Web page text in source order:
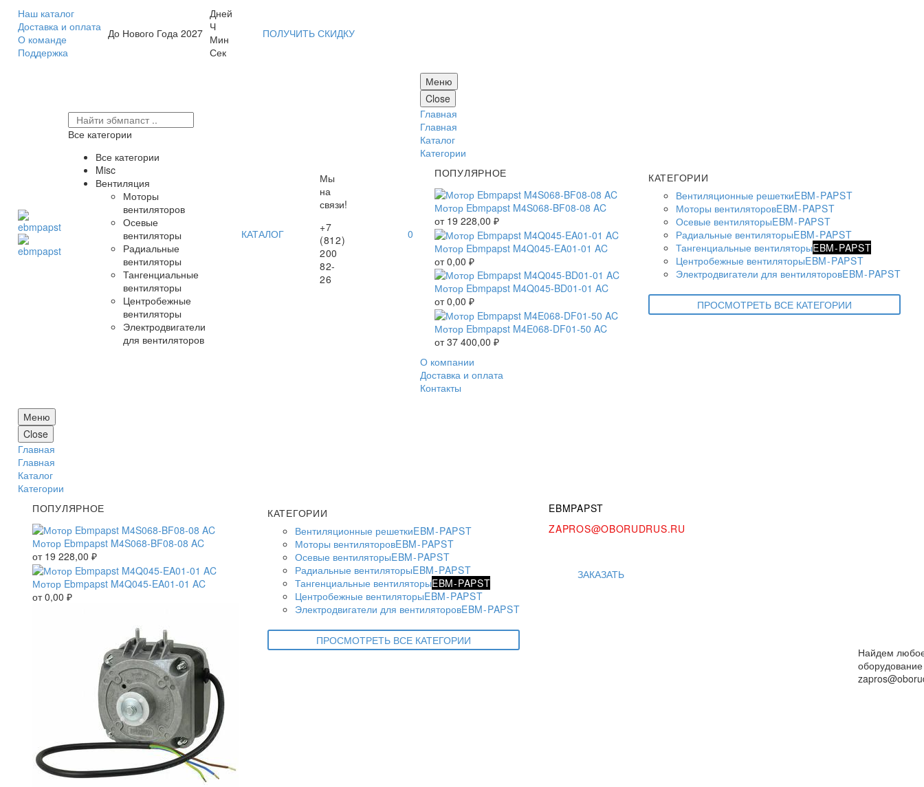
Наш каталог
Доставка и оплата
О команде
Поддержка
До Нового Года 2027
Дней
Ч
Мин
Сек
ПОЛУЧИТЬ СКИДКУ
Все категории
Все категории
Misc
Вентиляция
Моторы
вентиляторов
Осевые
вентиляторы
Радиальные
вентиляторы
Тангенциальные
вентиляторы
Центробежные
вентиляторы
Электродвигатели
для вентиляторов
КАТАЛОГ
Мы
на
связи!
+7
(812)
200
82-
26
0
Меню
Close
Главная
Главная
Каталог
Категории
ПОПУЛЯРНОЕ
Мотор Ebmpapst M4S068-BF08-08 AC
от 19 228,00 ₽
Мотор Ebmpapst M4Q045-EA01-01 AC
от0,00 ₽
Мотор Ebmpapst M4Q045-BD01-01 AC
от0,00 ₽
Мотор Ebmpapst M4E068-DF01-50 AC
от37 400,00 ₽
КАТЕГОРИИ
Вентиляционные решеткиEBM-PAPST
Моторы вентиляторовEBM-PAPST
Осевые вентиляторыEBM-PAPST
Радиальные вентиляторыEBM-PAPST
Тангенциальные вентиляторыEBM-PAPST
Центробежные вентиляторыEBM-PAPST
Электродвигатели для вентиляторовEBM-PAPST
ПРОСМОТРЕТЬ ВСЕ КАТЕГОРИИ
О компании
Доставка и оплата
Контакты
Меню
Close
Главная
Главная
Каталог
Категории
ПОПУЛЯРНОЕ
Мотор Ebmpapst M4S068-BF08-08 AC
от 19 228,00 ₽
Мотор Ebmpapst M4Q045-EA01-01 AC
от0,00 ₽
КАТЕГОРИИ
Вентиляционные решеткиEBM-PAPST
Моторы вентиляторовEBM-PAPST
Осевые вентиляторыEBM-PAPST
Радиальные вентиляторыEBM-PAPST
Тангенциальные вентиляторыEBM-PAPST
Центробежные вентиляторыEBM-PAPST
Электродвигатели для вентиляторовEBM-PAPST
ПРОСМОТРЕТЬ ВСЕ КАТЕГОРИИ
EBMPAPST
ZAPROS@OBORUDRUS.RU
ЗАКАЗАТЬ
Найдем
оборудование